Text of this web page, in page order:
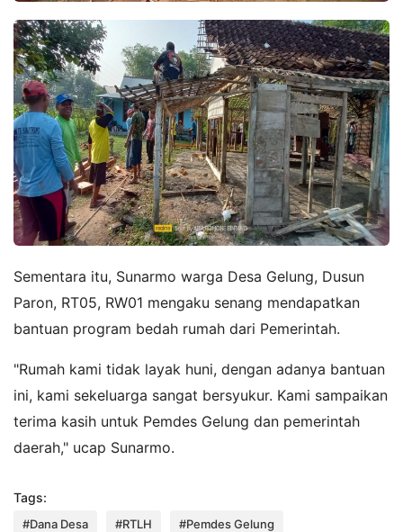
Sementara itu, Sunarmo warga Desa Gelung, Dusun
Paron, RT05, RW01 mengaku senang mendapatkan
bantuan program bedah rumah dari Pemerintah.
"Rumah kami tidak layak huni, dengan adanya bantuan
ini, kami sekeluarga sangat bersyukur. Kami sampaikan
terima kasih untuk Pemdes Gelung dan pemerintah
daerah," ucap Sunarmo.
Tags:
#Dana Desa #RTLH #Pemdes Gelung